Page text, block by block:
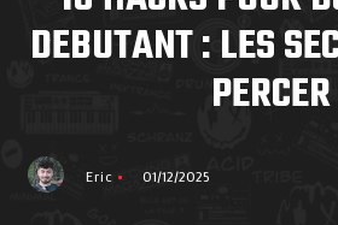
DEBUTANT : LES
PERCER
Eric 01/12/2025